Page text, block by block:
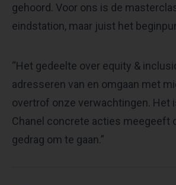
gehoord. Voor ons is de
eindstation, maar juist het
“Het gedeelte over equity &
adresseren van en omgaan met
overtrof onze verwachtingen. Het
Chanel concrete acties meegeeft
gedrag om te gaan.”